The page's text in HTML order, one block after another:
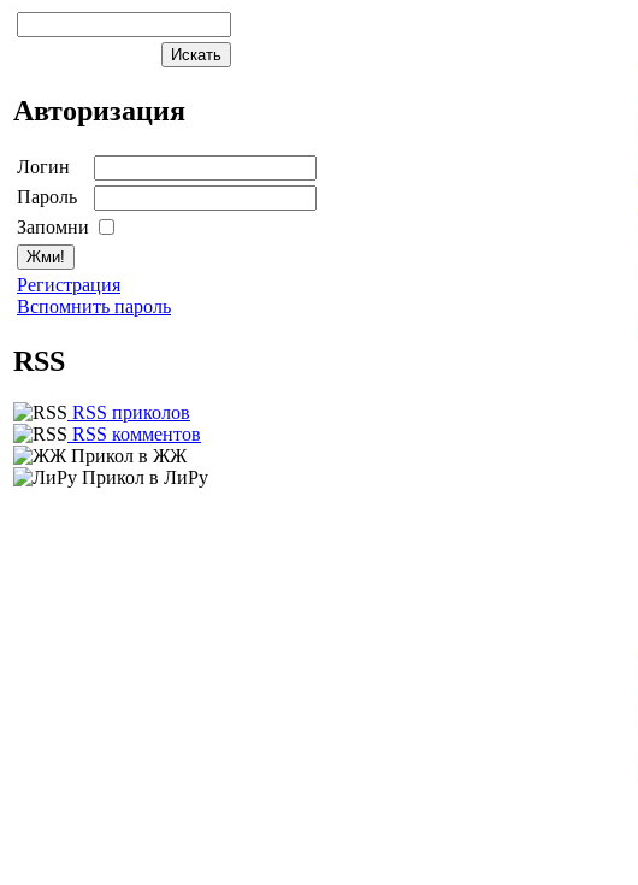
Авторизация
Логин
Пароль
Запомни
Регистрация
Вспомнить пароль
RSS
RSS приколов
RSS комментов
Прикол в ЖЖ
Прикол в ЛиРу